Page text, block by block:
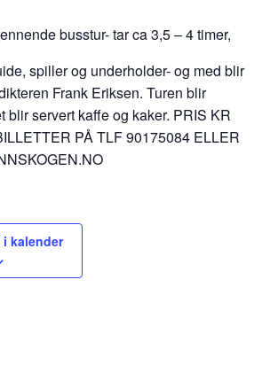
busstur- tar ca 3,5 – 4 timer,
spiller og underholder- og med blir
Frank Eriksen. Turen blir
blir servert kaffe og kaker. PRIS KR
PÅ TLF 90175084 ELLER
kalender